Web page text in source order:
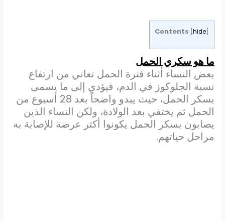
Contents hide]
ما هو سكري الحمل
بعض النساء أثناء فترة الحمل تعاني من ارتفاع
نسبة الجلوكوز في الدم، فيؤدي إلى ما يسمى
بسكر الحمل، حيث يبدو واضحاً بعد 28 أسبوع من
الحمل ثم يختفي بعد الولادة، ولكن النساء الذين
يصابون بسكر الحمل يكونوا أكثر عرضة للإصابة به
مراحل حياتهم.